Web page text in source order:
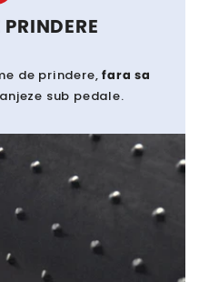
de prindere,fara sa
sub pedale.